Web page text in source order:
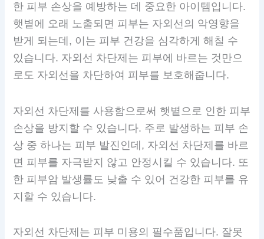
한 피부 손상을 예방하는 데 중요한 아이템입니다.
햇볕에 오래 노출되면 피부는 자외선의 악영향을
받게 되는데, 이는 피부 건강을 심각하게 해칠 수
있습니다. 자외선 차단제는 피부에 바르는 것만으
로도 자외선을 차단하여 피부를 보호해줍니다.
자외선 차단제를 사용함으로써 햇볕으로 인한 피부
손상을 방지할 수 있습니다. 주로 발생하는 피부 손
상 중 하나는 피부 발진인데, 자외선 차단제를 바르
면 피부를 자극받지 않고 안정시킬 수 있습니다. 또
한 피부암 발생률도 낮출 수 있어 건강한 피부를 유
지할 수 있습니다.
자외선 차단제는 피부 미용의 필수품입니다. 잘못